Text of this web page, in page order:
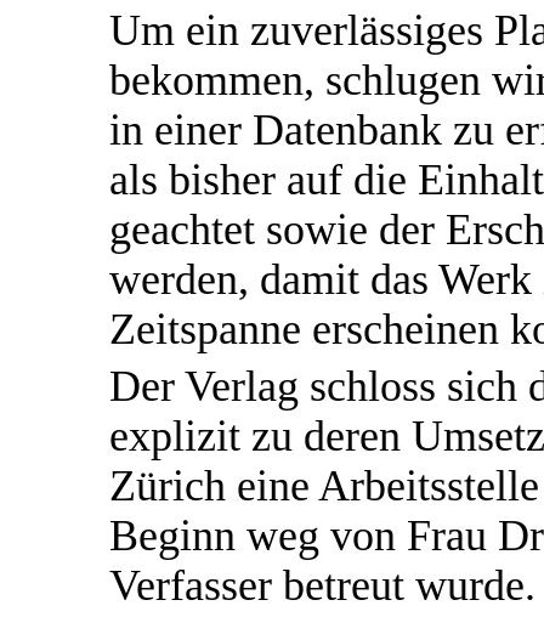
Um ein zuverlässiges
bekommen, schlugen
in einer Datenbank zu
als bisher auf die
geachtet sowie der
werden, damit das
Zeitspanne erscheinen
Der Verlag schloss sich
explizit zu deren
Zürich eine
Beginn weg von Frau
Verfasser betreut wurde.